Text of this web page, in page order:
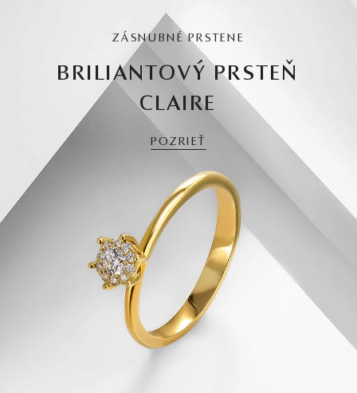
ZÁSNUBNÉ PRSTENE
BRILIANTOVÝ PRSTEŇ
CLAIRE
POZRIEŤ